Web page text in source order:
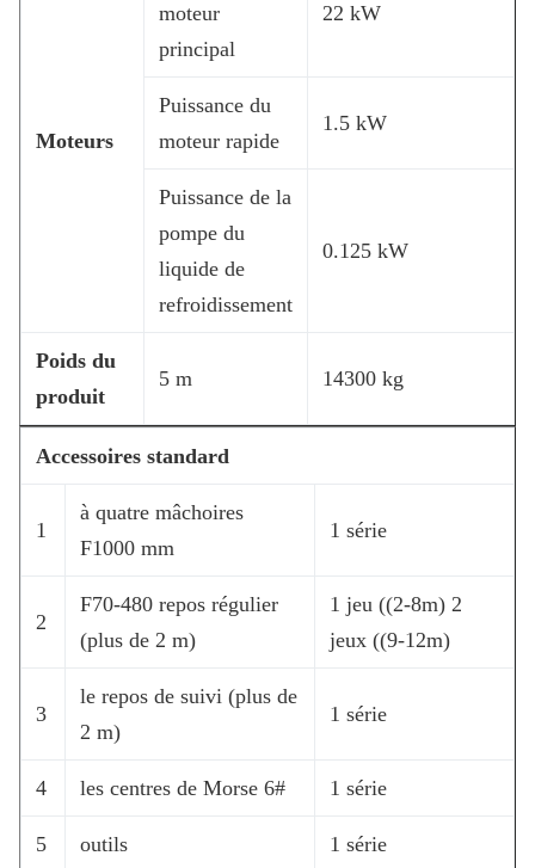
Moteurs
moteur
principal
22 kW
Puissance du
moteur rapide
1.5 kW
Puissance de la
pompe du
liquide de
refroidissement
0.125 kW
Poids du
produit
5 m 14300 kg
Accessoires standard
1
à quatre mâchoires
F1000 mm
1 série
2
F70-480 repos régulier
(plus de 2 m)
1 jeu ((2-8m) 2
jeux ((9-12m)
3
le repos de suivi (plus de
2 m)
1 série
4 les centres de Morse 6# 1 série
5 outils 1 série